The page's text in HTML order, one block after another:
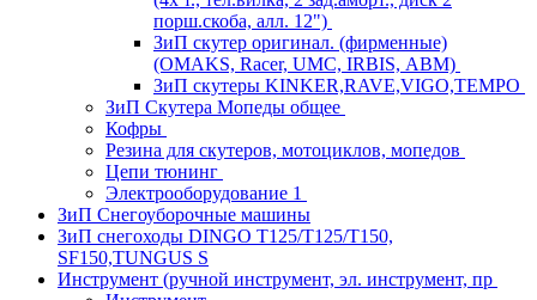
порш.скоба, алл. 12")
ЗиП скутер оригинал. (фирменные)
(OMAKS, Racer, UMC, IRBIS, АВМ)
ЗиП скутеры KINKER,RAVE,VIGO,TEMPO
ЗиП Скутера Мопеды общее
Кофры
Резина для скутеров, мотоциклов, мопедов
Цепи тюнинг
Электрооборудование 1
ЗиП Снегоуборочные машины
ЗиП снегоходы DINGO T125/T125/T150,
SF150,TUNGUS S
Инструмент (ручной инструмент, эл. инструмент, пр